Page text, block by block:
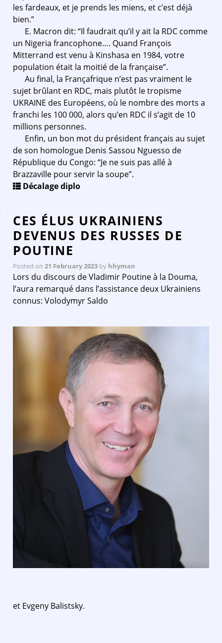
les fardeaux, et je prends les miens, et c’est déjà
bien.”
E. Macron dit: “Il faudrait qu’il y ait la RDC comme
un Nigeria francophone…. Quand François
Mitterrand est venu à Kinshasa en 1984, votre
population était la moitié de la française”.
Au final, la Françafrique n’est pas vraiment le
sujet brûlant en RDC, mais plutôt le tropisme
UKRAINE des Européens, où le nombre des morts a
franchi les 100 000, alors qu’en RDC il s’agit de 10
millions personnes.
Enfin, un bon mot du président français au sujet
de son homologue Denis Sassou Nguesso de
République du Congo: “Je ne suis pas allé à
Brazzaville pour servir la soupe”.
Décalage diplo
CES ÉLUS UKRAINIENS
DEVENUS DES RUSSES DE
POUTINE
Posted on 21 February 2023 by hhyman
Lors du discours de Vladimir Poutine à la Douma,
l’aura remarqué dans l’assistance deux Ukrainiens
connus: Volodymyr Saldo
et Evgeny Balistsky.